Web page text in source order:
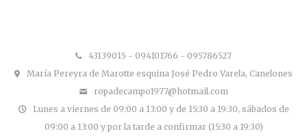
43139015 - 094101766 - 095786527
María Pereyra de Marotte esquina José Pedro Varela, Canelones
ropadecampo1977@hotmail.com
Lunes a viernes de 09:00 a 13:00 y de 15:30 a 19:30, sábados de
09:00 a 13:00 y por la tarde a confirmar (15:30 a 19:30)